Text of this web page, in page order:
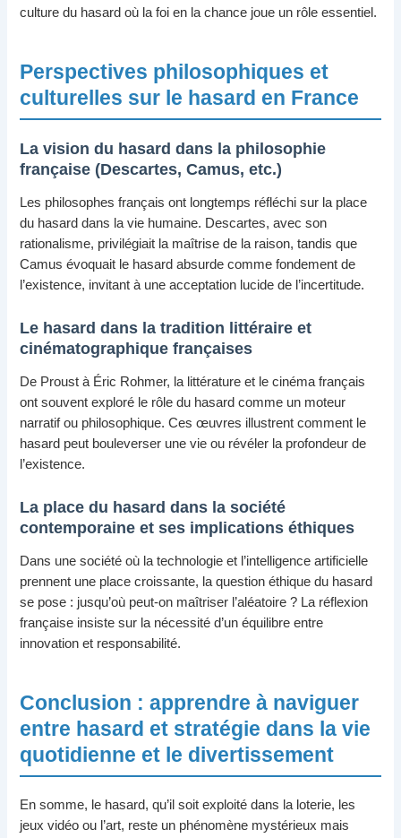
culture du hasard où la foi en la chance joue un rôle essentiel.
Perspectives philosophiques et
culturelles sur le hasard en France
La vision du hasard dans la philosophie
française (Descartes, Camus, etc.)
Les philosophes français ont longtemps réfléchi sur la place
du hasard dans la vie humaine. Descartes, avec son
rationalisme, privilégiait la maîtrise de la raison, tandis que
Camus évoquait le hasard absurde comme fondement de
l’existence, invitant à une acceptation lucide de l’incertitude.
Le hasard dans la tradition littéraire et
cinématographique françaises
De Proust à Éric Rohmer, la littérature et le cinéma français
ont souvent exploré le rôle du hasard comme un moteur
narratif ou philosophique. Ces œuvres illustrent comment le
hasard peut bouleverser une vie ou révéler la profondeur de
l’existence.
La place du hasard dans la société
contemporaine et ses implications éthiques
Dans une société où la technologie et l’intelligence artificielle
prennent une place croissante, la question éthique du hasard
se pose : jusqu’où peut-on maîtriser l’aléatoire ? La réflexion
française insiste sur la nécessité d’un équilibre entre
innovation et responsabilité.
Conclusion : apprendre à naviguer
entre hasard et stratégie dans la vie
quotidienne et le divertissement
En somme, le hasard, qu’il soit exploité dans la loterie, les
jeux vidéo ou l’art, reste un phénomène mystérieux mais